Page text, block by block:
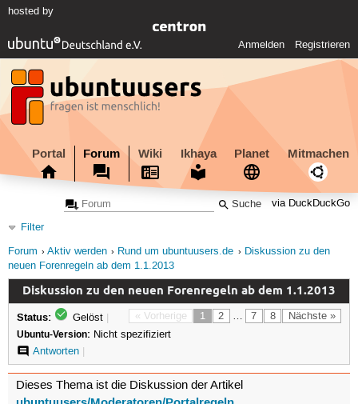
hosted by
Anmelden Registrieren
Portal Forum Wiki Ikhaya Planet Mitmachen
via DuckDuckGo
Filter
Forum
Aktiv werden Rund um ubuntuusers.de
Diskussion zu den
neuen Forenregeln ab dem 1.1.2013
Diskussion zu den neuen Forenregeln ab dem 1.1.2013
« Vorherige 1 2 … 7 8 Nächste »
Status: Gelöst |
Ubuntu-Version: Nicht spezifiziert
Antworten|
Dieses Thema ist die Diskussion der Artikel